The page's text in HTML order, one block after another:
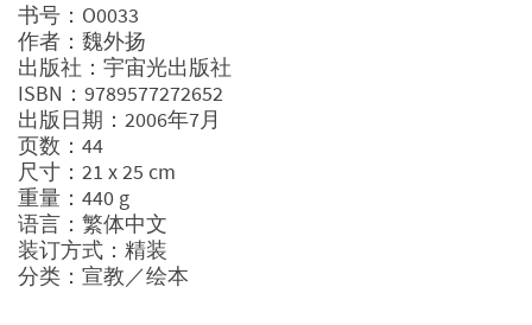
书号：O0033
作者：魏外扬
出版社：宇宙光出版社
ISBN：9789577272652
出版日期：2006年7月
页数：44
尺寸：21 x 25 cm
重量：440 g
语言：繁体中文
装订方式：精装
分类：宣教／绘本